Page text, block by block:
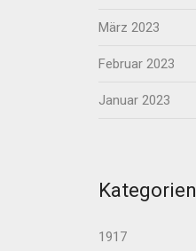
März 2023
Februar 2023
Januar 2023
Kategorien
1917